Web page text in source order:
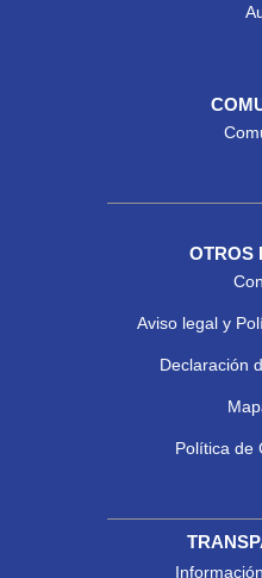
OTROS
Aviso legal y
Declaración
Política de